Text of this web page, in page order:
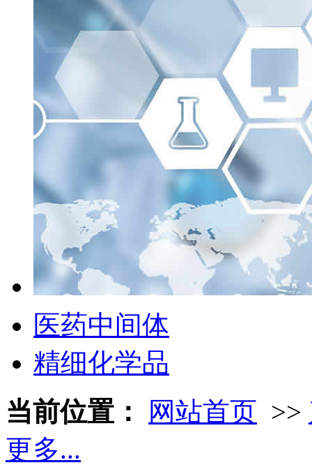
医药中间体
精细化学品
当前位置：
网站首页 >>
更多...